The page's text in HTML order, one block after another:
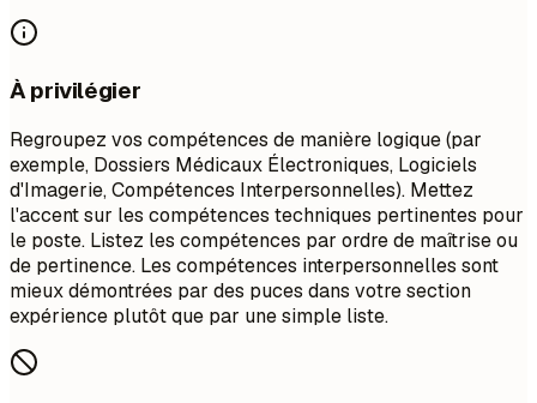
À privilégier
Regroupez vos compétences de manière logique (par
exemple, Dossiers Médicaux Électroniques, Logiciels
d'Imagerie, Compétences Interpersonnelles). Mettez
l'accent sur les compétences techniques pertinentes pour
le poste. Listez les compétences par ordre de maîtrise ou
de pertinence. Les compétences interpersonnelles sont
mieux démontrées par des puces dans votre section
expérience plutôt que par une simple liste.